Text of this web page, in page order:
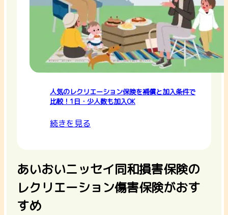
人気のレクリエーション保険を補償と加入条件で
比較！1日・少人数も加入OK
続きを見る
あいおいニッセイ同和損害保険の
レクリエーション傷害保険がおす
すめ